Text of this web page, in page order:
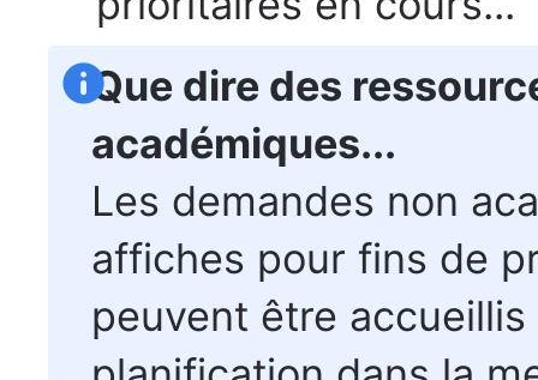
Que dire des
académiques...
Les demandes non
affiches pour fins de
peuvent être